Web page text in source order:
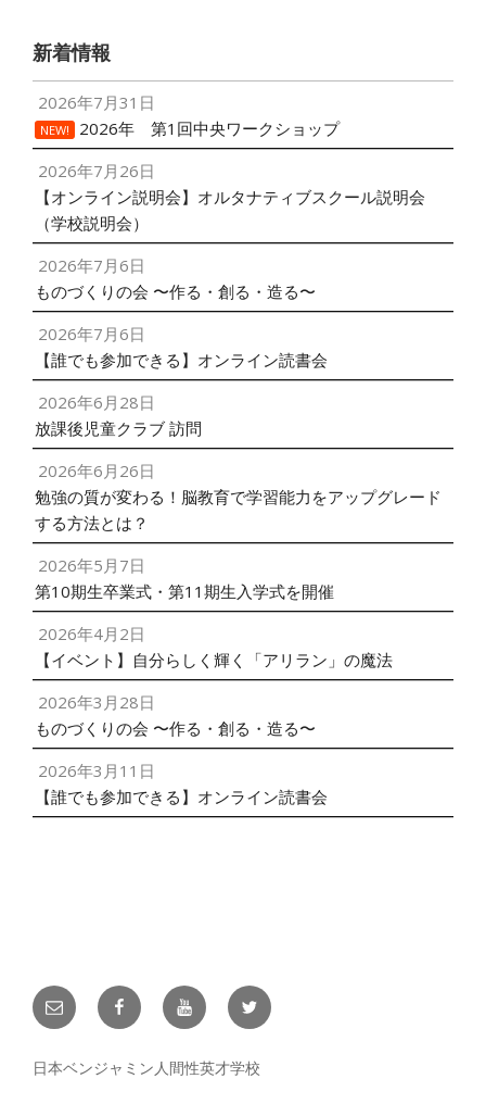
新着情報
2026年7月31日
NEW!
2026年 第1回中央ワークショップ
2026年7月26日
【オンライン説明会】オルタナティブスクール説明会
（学校説明会）
2026年7月6日
ものづくりの会 〜作る・創る・造る〜
2026年7月6日
【誰でも参加できる】オンライン読書会
2026年6月28日
放課後児童クラブ 訪問
2026年6月26日
勉強の質が変わる！脳教育で学習能力をアップグレード
する方法とは？
2026年5月7日
第10期生卒業式・第11期生入学式を開催
2026年4月2日
【イベント】自分らしく輝く「アリラン」の魔法
2026年3月28日
ものづくりの会 〜作る・創る・造る〜
2026年3月11日
【誰でも参加できる】オンライン読書会
メ
ー
ル
facebookYouTubetwitter
日本ベンジャミン人間性英才学校